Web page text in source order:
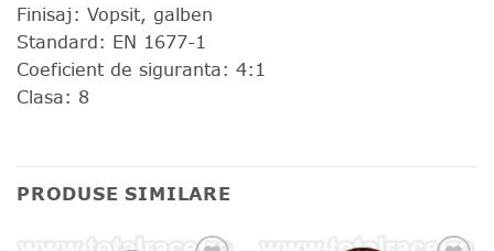
Finisaj: Vopsit, galben
Standard: EN 1677-1
Coeficient de siguranta: 4:1
Clasa: 8
PRODUSE SIMILARE